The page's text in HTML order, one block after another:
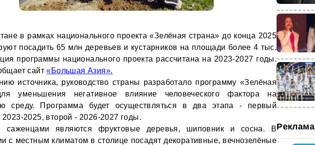
в рамках национального проекта «Зелёная страна» до конца 2025
посадить 65 млн деревьев и кустарников на площади более 4 тыс.
программы национального проекта рассчитана на 2023-2027 годы.
сайт«Большая Азия».
источника, руководство страны разработало программу «Зелёная
уменьшения негативное влияние человеческого фактора на
среду. Программа будет осуществляться в два этапа - первый
2023-2025, второй - 2026-2027 годы.
саженцами являются фруктовые деревья, шиповник и сосна. В
с местным климатом в столице посадят декоративные, вечнозелёные
Реклама